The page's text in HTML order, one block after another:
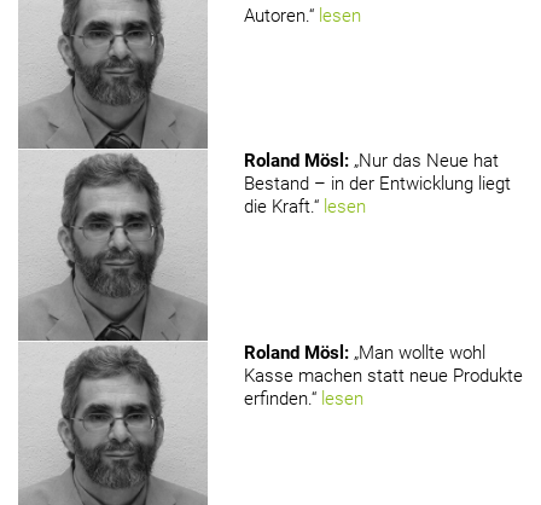
Autoren.“ lesen
Roland Mösl : „Nur das Neue hat
Bestand – in der Entwicklung liegt
die Kraft.“ lesen
Roland Mösl : „Man wollte wohl
Kasse machen statt neue Produkte
erfinden.“ lesen